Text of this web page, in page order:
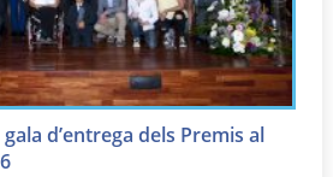
d’entrega dels Premis al